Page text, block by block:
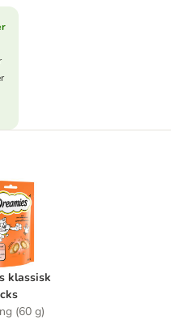
klassisk kattesnacks
klassisk
(60 g)